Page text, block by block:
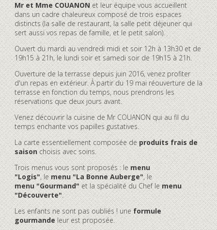
Contenu
accordéon
Mr et Mme COUANONet leur équipe vous accueillent
dans un cadre chaleureux composé de trois espaces
distincts (la salle de restaurant, la salle petit déjeuner qui
sert aussi vos repas de famille, et le petit salon).
Ouvert du mardi au vendredi midi et soir 12h à 13h30 et de
19h15 à 21h, le lundi soir et samedi soir de 19h15 à 21h.
Ouverture de la terrasse depuis juin 2016, venez profiter
d'un repas en extérieur. À partir du 19 mai réouverture de la
terrasse en fonction du temps, nous prendrons les
réservations que deux jours avant.
Venez découvrir la cuisine de Mr COUANON qui au fil du
temps enchante vos papilles gustatives.
La carte essentiellement composée deproduits frais de
saisonchoisis avec soins.
Trois menus vous sont proposés : lemenu
"Logis", lemenu "La Bonne Auberge", le
menu "Gourmand"et la spécialité du Chef lemenu
"Découverte".
Les enfants ne sont pas oubliés ! uneformule
gourmandeleur est proposée.